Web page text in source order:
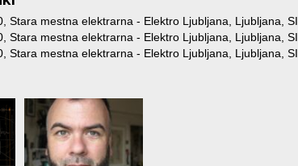
, Stara mestna elektrarna - Elektro Ljubljana, Ljubljana, SI
, Stara mestna elektrarna - Elektro Ljubljana, Ljubljana, SI
, Stara mestna elektrarna - Elektro Ljubljana, Ljubljana, SI